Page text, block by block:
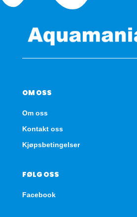
OM OSS
Om oss
Kontakt oss
Kjøpsbetingelser
FØLG OSS
Facebook